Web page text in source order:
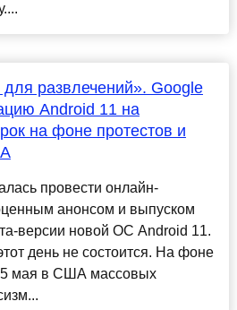
развлечений». Google
Android 11 на
на фоне протестов и
провести онлайн-
анонсом и выпуском
версии новой ОС Android 11.
день не состоится. На фоне
мая в США массовых